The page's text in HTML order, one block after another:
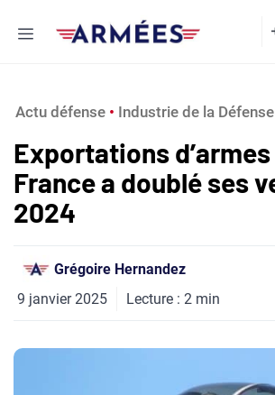
Menu
Actu défense • Industrie de la Défense
Exportations
France a doublé ses
2024
Grégoire Hernandez
9 janvier 2025
Lecture : 2 min